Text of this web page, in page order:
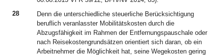
28
Denn die unterschiedliche steuerliche Berücksichtigung
beruflich veranlasster Mobilitätskosten durch die
Abzugsfähigkeit im Rahmen der Entfernungspauschale oder
nach Reisekostengrundsätzen orientiert sich daran, ob ein
Arbeitnehmer die Möglichkeit hat, seine Wegekosten gering